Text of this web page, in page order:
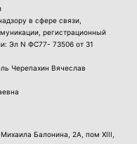
в сфере связи,
регистрационный
Эл N ФС77- 73506 от 31
Черепахин Вячеслав
Балонина, 2А, пом XIII,